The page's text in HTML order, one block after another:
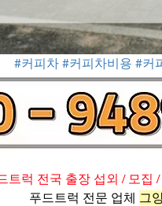
#커피차 #커피차비용 #커
트럭 전국 출장 섭외 / 모집
푸드트럭 전문 업체 그